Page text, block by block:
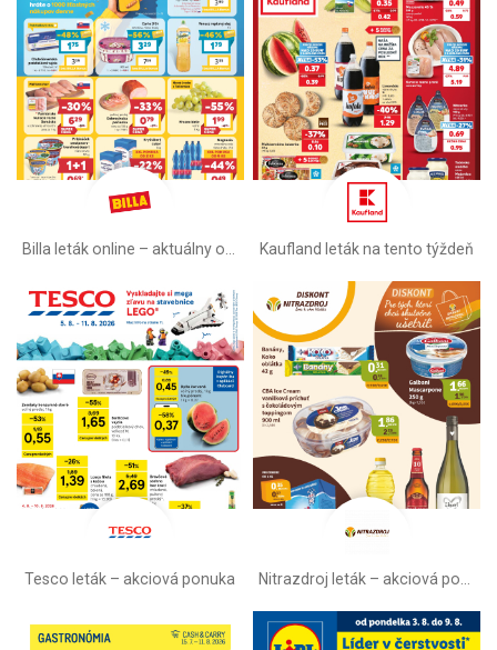
Billa leták online –⁠ aktuálny od stredy Kaufland leták na tento týždeň
Tesco leták – akciová ponuka